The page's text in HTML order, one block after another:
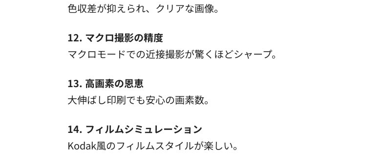
色収差が抑えられ、クリアな画像。
12. マクロ撮影の精度
マクロモードでの近接撮影が驚くほどシャープ。
13. 高画素の恩恵
大伸ばし印刷でも安心の画素数。
14. フィルムシミュレーション
Kodak風のフィルムスタイルが楽しい。